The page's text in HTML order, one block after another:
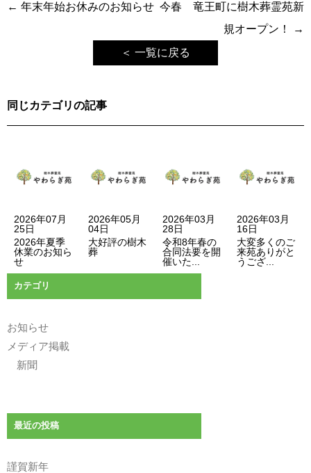
投
← 年末年始お休みのお知らせ 今春 竜王町に樹木葬霊苑新
規オープン！
→
＜ 一覧に戻る
同じカテゴリの記事
2026年07月
25日
2026年夏季
休業のお知ら
せ
2026年05月
04日
大好評の樹木
葬
2026年03月
28日
令和8年春の
合同法要を開
催いた...
2026年03月
16日
大変多くのご
来苑ありがと
うござ...
カテゴリ
お知らせ
メディア掲載
新聞
最近の投稿
謹賀新年